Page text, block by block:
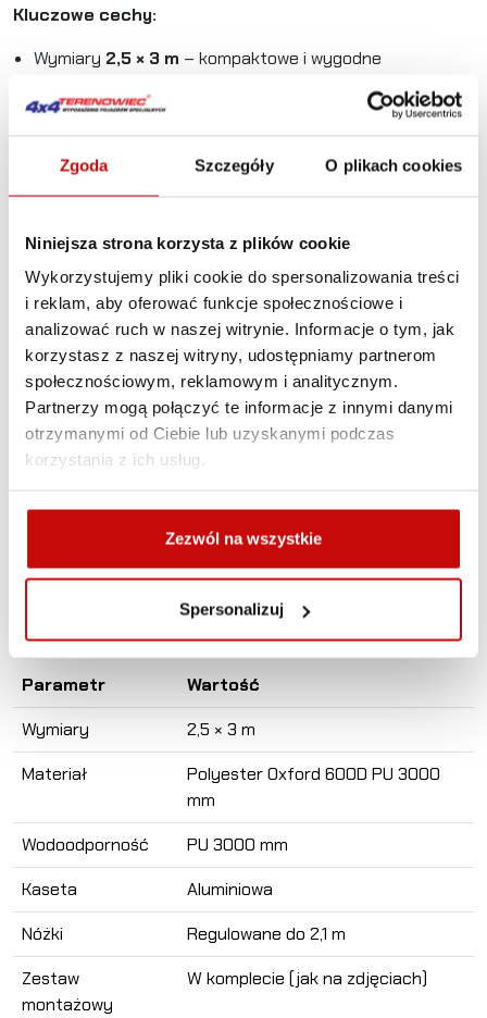
Zgoda Szczegóły O plikach cookies
Niniejsza strona korzysta z plików cookie
Wykorzystujemy pliki cookie do spersonalizowania treści
i reklam, aby oferować funkcje społecznościowe i
analizować ruch w naszej witrynie. Informacje o tym, jak
korzystasz z naszej witryny, udostępniamy partnerom
społecznościowym, reklamowym i analitycznym.
Partnerzy mogą połączyć te informacje z innymi danymi
otrzymanymi od Ciebie lub uzyskanymi podczas
korzystania z ich usług.
Zezwól na wszystkie
Spersonalizuj
Kluczowe cechy:
Wymiary 2,5 × 3 m – kompaktowe i wygodne
mm– skuteczna ochrona przed deszczem i UV.
Regulowane nóżki do 2,1 m
Kaseta aluminiowa
– trwałość i ochrona podczas
transportu.
Pełny zestaw montażowy w zestawie, pokazany na
zdjęciach – łatwy montaż bez dodatkowych
akcesoriów.
Zastosowanie:
To uniwersalne zadaszenie dla każdego kierowcy – idealne
postoju, campingach, wyprawach off-road, SUV-ach
i kamperach. Łatwy montaż oraz solidna konstrukcja
zapewniają komfort i bezpieczeństwo, kiedy tylko
odpoczywasz w terenie.
Specyfikacja techniczna:
Parametr
Wartość
Wymiary
2,5 × 3 m
Materiał
Polyester Oxford 600D PU 3000
mm
Wodoodporność
PU 3000 mm
Kaseta
Aluminiowa
Nóżki
Regulowane do 2,1 m
Zestaw
montażowy
W komplecie (jak na zdjęciach)